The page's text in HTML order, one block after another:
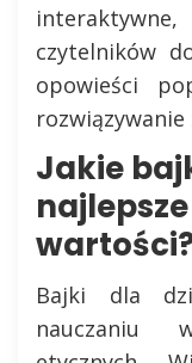
czytelników
opowieści
rozwiązywanie
Jakie
Bajki dla
nauczaniu